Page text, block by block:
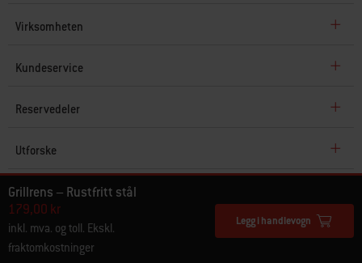
Grillrens – Rustfritt stål
179,00 kr
inkl. mva. og toll. Ekskl.
fraktomkostninger
Legg i handlevogn
Virksomheten
Kundeservice
Reservedeler
Utforske
© Weber 2026. Alle rettigheter forbeholdt.